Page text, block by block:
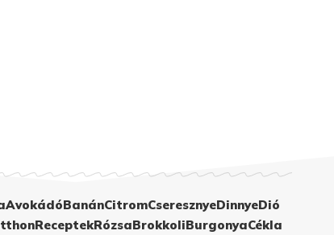
AvokádóBanánCitromCseresznyeDinnyeDió
ReceptekRózsaBrokkoliBurgonyaCékla